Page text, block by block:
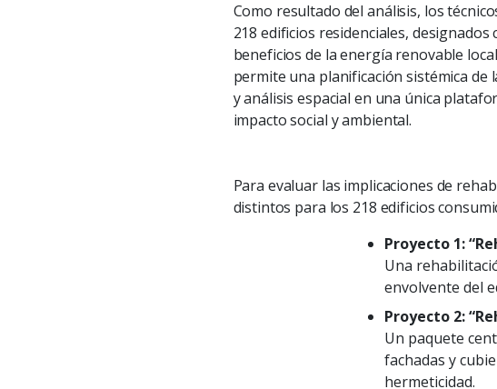
Como resultado del análisis, los
218 edificios residenciales,
beneficios de la energía renovable
permite una planificación sistémica
y análisis espacial en una única
impacto social y ambiental.
Para evaluar las implicaciones de
distintos para los 218 edificios
Proyecto 1:
Una
envolvente del
Proyecto 2:
Un paquete
fachadas y
hermeticidad.